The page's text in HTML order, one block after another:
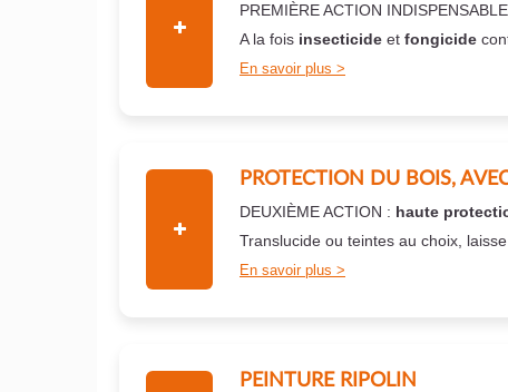
PREMIÈRE ACTION
A la fois insecticide et fongicide
En savoir plus
PROTECTION DU BOIS,
DEUXIÈME ACTION : haute
Translucide ou teintes au choix,
En savoir plus
PEINTURE RIPOLIN